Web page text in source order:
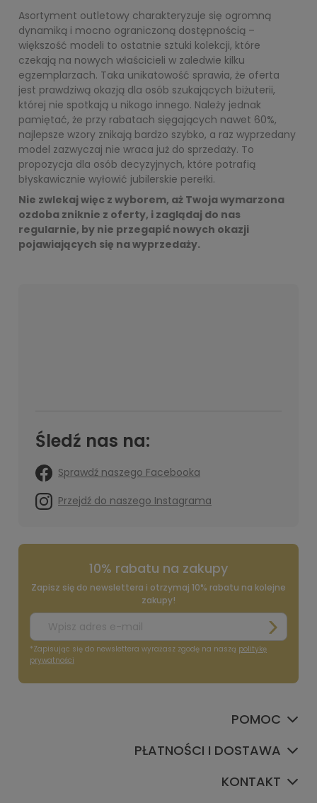
Asortyment outletowy charakteryzuje się ogromną
dynamiką i mocno ograniczoną dostępnością –
większość modeli to ostatnie sztuki kolekcji, które
czekają na nowych właścicieli w zaledwie kilku
egzemplarzach. Taka unikatowość sprawia, że oferta
jest prawdziwą okazją dla osób szukających biżuterii,
której nie spotkają u nikogo innego. Należy jednak
pamiętać, że przy rabatach sięgających nawet 60%,
najlepsze wzory znikają bardzo szybko, a raz wyprzedany
model zazwyczaj nie wraca już do sprzedaży. To
propozycja dla osób decyzyjnych, które potrafią
błyskawicznie wyłowić jubilerskie perełki.
Nie zwlekaj więc z wyborem, aż Twoja wymarzona
ozdoba zniknie z oferty, i zaglądaj do nas
regularnie, by nie przegapić nowych okazji
pojawiających się na wyprzedaży.
Śledź nas na:
Sprawdź naszego Facebooka
Przejdź do naszego Instagrama
10% rabatu na zakupy
Zapisz się do newslettera i otrzymaj 10% rabatu na kolejne
zakupy!
*Zapisując się do newslettera wyrażasz zgodę na naszą politykę
prywatności
POMOC
PŁATNOŚCI I DOSTAWA
KONTAKT